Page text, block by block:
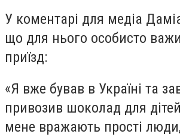
У коментарі для медіа
що для нього особисто
приїзд:
«Я вже бував в Україні та
привозив шоколад для
мене вражають прості